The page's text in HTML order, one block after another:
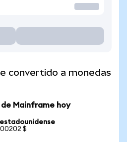
convertido a monedas
de Mainframe hoy
$